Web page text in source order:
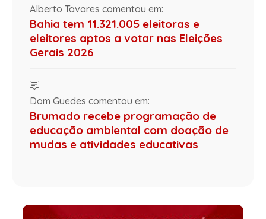
Alberto Tavares comentou em:
Bahia tem 11.321.005 eleitoras e
eleitores aptos a votar nas Eleições
Gerais 2026
Dom Guedes comentou em:
Brumado recebe programação de
educação ambiental com doação de
mudas e atividades educativas